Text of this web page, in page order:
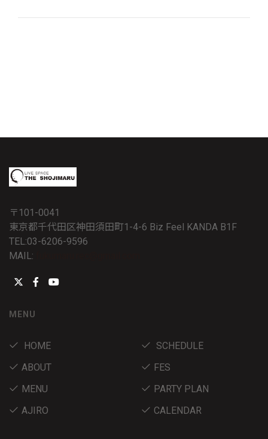
〒101-0041
東京都千代田区神田須田町1-4-6 Biz Feel KANDA B1F
TEL:03-6206-9596
MAIL:
MENU
HOME
SCHEDULE
ABOUT
FES
MENU
PARTY PLAN
AJIRO
CALENDAR